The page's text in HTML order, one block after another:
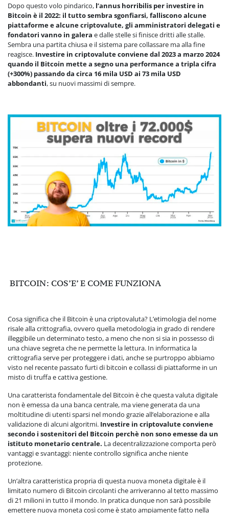
Dopo questo volo pindarico, l’annus horribilis per investire in
Bitcoin è il 2022: il tutto sembra sgonfiarsi, falliscono alcune
piattaforme e alcune criptovalute, gli amministratori delegati e
fondatori vanno in galera e dalle stelle si finisce dritti alle stalle.
Sembra una partita chiusa e il sistema pare collassare ma alla fine
reagisce. Investire in criptovalute conviene dal 2023 a marzo 2024
quando il Bitcoin mette a segno una performance a tripla cifra
(+300%) passando da circa 16 mila USD ai 73 mila USD
abbondanti, su nuovi massimi di sempre.
BITCOIN: COS’E’ E COME FUNZIONA
Cosa significa che il Bitcoin è una criptovaluta? L’etimologia del nome
risale alla crittografia, ovvero quella metodologia in grado di rendere
illeggibile un determinato testo, a meno che non si sia in possesso di
una chiave segreta che ne permette la lettura. In informatica la
crittografia serve per proteggere i dati, anche se purtroppo abbiamo
visto nel recente passato furti di bitcoin e collassi di piattaforme in un
misto di truffa e cattiva gestione.
Una caratterista fondamentale del Bitcoin è che questa valuta digitale
non è emessa da una banca centrale, ma viene generata da una
moltitudine di utenti sparsi nel mondo grazie all’elaborazione e alla
validazione di alcuni algoritmi. Investire in criptovalute conviene
secondo i sostenitori del Bitcoin perchè non sono emesse da un
istituto monetario centrale. La decentralizzazione comporta però
vantaggi e svantaggi: niente controllo significa anche niente
protezione.
Un’altra caratteristica propria di questa nuova moneta digitale è il
limitato numero di Bitcoin circolanti che arriveranno al tetto massimo
di 21 milioni in tutto il mondo. In pratica dunque non sarà possibile
emettere nuova moneta così come è stato ampiamente fatto nella